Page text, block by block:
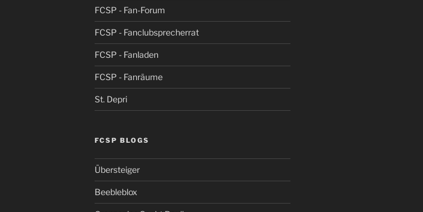
FCSP - Fan-Forum
FCSP - Fanclubsprecherrat
FCSP - Fanladen
FCSP - Fanräume
St. Depri
FCSP BLOGS
Übersteiger
Beebleblox